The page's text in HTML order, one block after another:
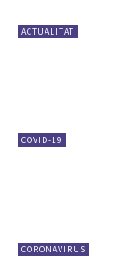
ACTUALITAT
COVID-19
CORONAVIRUS